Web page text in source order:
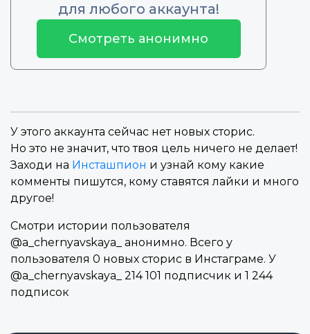
для любого аккаунта!
Смотреть анонимно
У этого аккаунта сейчас нет новых сторис.
Но это не значит, что твоя цель ничего не делает!
Заходи на Инсташпион и узнай кому какие
комменты пишутся, кому ставятся лайки и много
другое!
Смотри истории пользователя
@a_chernyavskaya_ анонимно. Всего у
пользователя 0 новых сторис в Инстаграме. У
@a_chernyavskaya_ 214 101 подписчик и 1 244
подписок